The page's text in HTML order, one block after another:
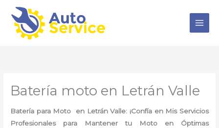
contenido
Batería moto en Letrán Valle
Batería para Moto en Letrán Valle: ¡Confía en Mis Servicios
Profesionales para Mantener tu Moto en Óptimas